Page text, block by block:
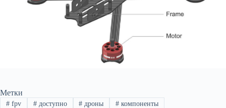
Метки
#fpv #доступно # дроны # компоненты